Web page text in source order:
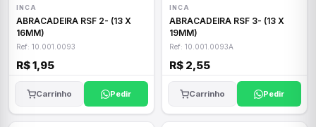
INCA
ABRACADEIRA RSF 2- (13 X
16MM)
Ref: 10.001.0093
R$ 1,95
Carrinho Pedir
INCA
ABRACADEIRA RSF 3- (13 X
19MM)
Ref: 10.001.0093A
R$ 2,55
Carrinho Pedir